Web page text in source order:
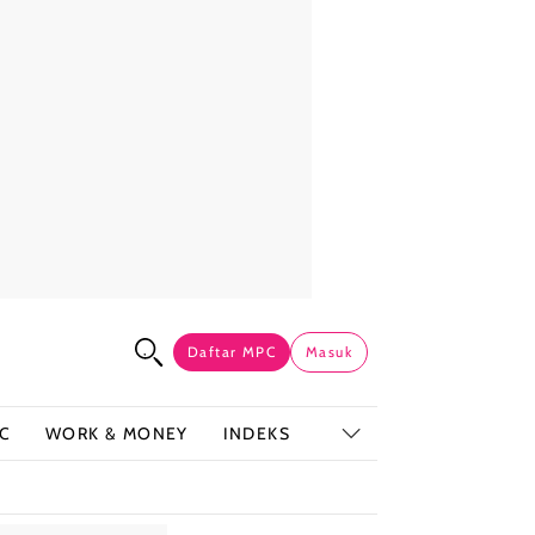
Daftar MPC Masuk
WORK & MONEY INDEKS